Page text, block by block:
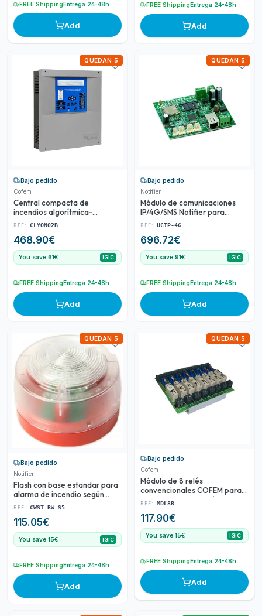
FREE ShippingEntrega 24-48h
Add
FREE ShippingEntrega 24-48h
Add
Bajo pedido
Cofem
Central compacta de
incendios algorítmica-
direccionable Compact Lyon
REF: CLYON02B
468.90€
QUEDAN 5
You save 61€ IGIC
FREE ShippingEntrega 24-48h
Add
Bajo pedido
Notifier
Módulo de comunicaciones
IP/4G/SMS Notifier para
conexión de centrales de
REF: UCIP-4G
696.72€
QUEDAN 5
You save 91€ IGIC
FREE ShippingEntrega 24-48h
Add
Bajo pedido
Notifier
Flash con base estandar para
alarma de incendio según
EN54/23
REF: CWST-RW-S5
115.05€
QUEDAN 5
You save 15€ IGIC
FREE ShippingEntrega 24-48h
Add
Bajo pedido
Cofem
Módulo de 8 relés
convencionales COFEM para
sistemas de detección de
REF: MDL8R
117.90€
QUEDAN 5
You save 15€ IGIC
FREE ShippingEntrega 24-48h
Add